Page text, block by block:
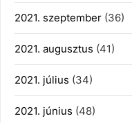
2021. szeptember (36)
2021. augusztus (41)
2021. július (34)
2021. június (48)